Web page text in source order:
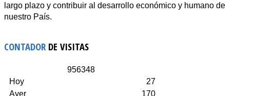
largo plazo y contribuir al desarrollo económico y humano de
nuestro País.
CONTADOR DE VISITAS
956348
Hoy
Ayer
27
170